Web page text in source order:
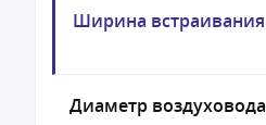
Ширина встраивания
Диаметр воздуховода